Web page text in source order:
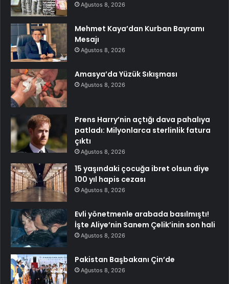
Ağustos 8, 2026
Mehmet Kaya’dan Kurban Bayramı
Mesajı
Ağustos 8, 2026
Amasya’da Yüzük Sıkışması
Ağustos 8, 2026
Prens Harry’nin açtığı dava pahalıya
patladı: Milyonlarca sterlinlik fatura
çıktı
Ağustos 8, 2026
15 yaşındaki çocuğa ibret olsun diye
100 yıl hapis cezası
Ağustos 8, 2026
Evli yönetmenle arabada basılmıştı!
İşte Aliye’nin Sanem Çelik’inin son hali
Ağustos 8, 2026
Pakistan Başbakanı Çin’de
Ağustos 8, 2026